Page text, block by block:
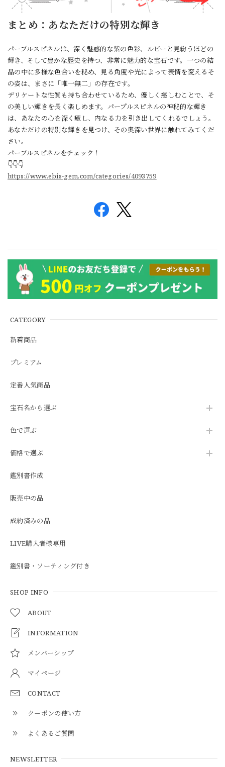
CATEGORY
新着商品
プレミアム
定番人気商品
宝石名から選ぶ
色で選ぶ
価格で選ぶ
鑑別書作成
販売中の品
成約済みの品
LIVE購入者様専用
鑑別書・ソーティング付き
SHOP INFO
ABOUT
INFORMATION
メンバーシップ
マイページ
CONTACT
クーポンの使い方
よくあるご質問
NEWSLETTER
まとめ：あなただけの特別な輝き
パープルスピネルは、深く魅惑的な紫の色彩、ルビーと見紛うほどの
輝き、そして豊かな歴史を持つ、非常に魅力的な宝石です。一つの結
晶の中に多様な色合いを秘め、見る角度や光によって表情を変えるそ
の姿は、まさに「唯一無二」の存在です。
デリケートな性質も持ち合わせているため、優しく慈しむことで、そ
の美しい輝きを長く楽しめます。パープルスピネルの神秘的な輝き
は、あなたの心を深く癒し、内なる力を引き出してくれるでしょう。
あなただけの特別な輝きを見つけ、その奥深い世界に触れてみてくだ
さい。
パープルスピネルをチェック！
👇👇👇
https://www.ebis-gem.com/categories/4093759